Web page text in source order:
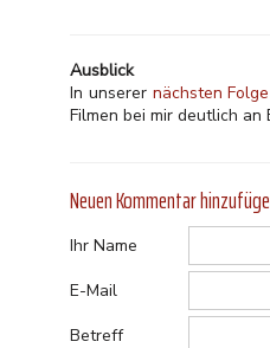
Ausblick
In unserer nächsten Folge
Filmen bei mir deutlich an
Neuen Kommentar
Ihr Name
E-Mail
Betreff